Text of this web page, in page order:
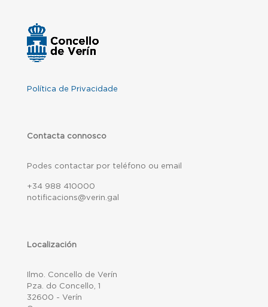
Política de Privacidade
Contacta connosco
Podes contactar por teléfono ou email
+34 988 410000
notificacions@verin.gal
Localización
Ilmo. Concello de Verín
Pza. do Concello, 1
32600 - Verín